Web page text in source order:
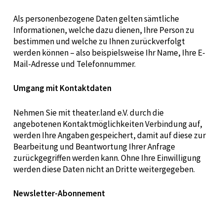
Als personenbezogene Daten gelten sämtliche
Informationen, welche dazu dienen, Ihre Person zu
bestimmen und welche zu Ihnen zurückverfolgt
werden können – also beispielsweise Ihr Name, Ihre E-
Mail-Adresse und Telefonnummer.
Umgang mit Kontaktdaten
Nehmen Sie mit theater.land e.V. durch die
angebotenen Kontaktmöglichkeiten Verbindung auf,
werden Ihre Angaben gespeichert, damit auf diese zur
Bearbeitung und Beantwortung Ihrer Anfrage
zurückgegriffen werden kann. Ohne Ihre Einwilligung
werden diese Daten nicht an Dritte weitergegeben.
Newsletter-Abonnement